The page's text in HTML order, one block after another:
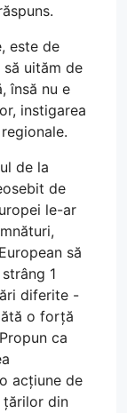
este de
uităm de
însă nu e
instigarea
de la
de
le-ar
să
1
diferite -
o forță
ca
acțiune de
țărilor din